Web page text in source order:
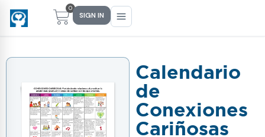
0
SIGN IN
Main Menu
FIND YOUR FIT
PreK–5 Schools
Main Menu
FOR TEACHERS
Free Tools
Main Menu
WHAT WE OFFER
Events
Main Menu
ABOUT US
Methodology & Research
Calendario
de
Conexiones
Cariñosas